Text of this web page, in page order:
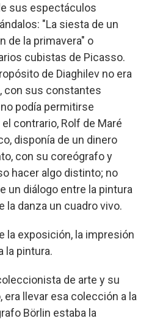
sus espectáculos
"La siesta de un
de la primavera" o
cubistas de Picasso.
de Diaghilev no era
con sus constantes
podía permitirse
contrario, Rolf de Maré
disponía de un dinero
con su coreógrafo y
hacer algo distinto; no
un diálogo entre la pintura
la danza un cuadro vivo.
la exposición, la impresión
la pintura.
de arte y su
llevar esa colección a la
Börlin estaba la